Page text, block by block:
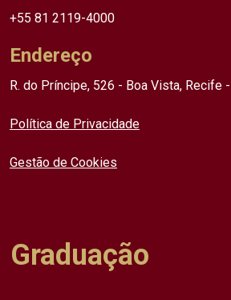
+55 81 2119-4000
Endereço
R. do Príncipe, 526 - Boa Vista, Recife
Política de Privacidade
Gestão de Cookies
Graduação